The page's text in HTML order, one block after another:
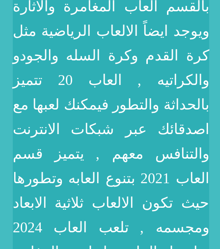
بالقسم العاب المغامرة والاثارة
ويوجد ايضاً الالعاب الرياضية مثل
كرة القدم وكرة السله والجودو
والكراتيه , العاب 20 تتميز
بالحداثة والتطور فيمكنك لعبها مع
اصدقائك عبر شبكات الانترنت
والتنافس معهم , يتميز قسم
العاب 2021 بتنوع العابه وتطورها
حيث تكون الالعاب ثلاثية الابعاد
ومجسمه , تلعب العاب 2024